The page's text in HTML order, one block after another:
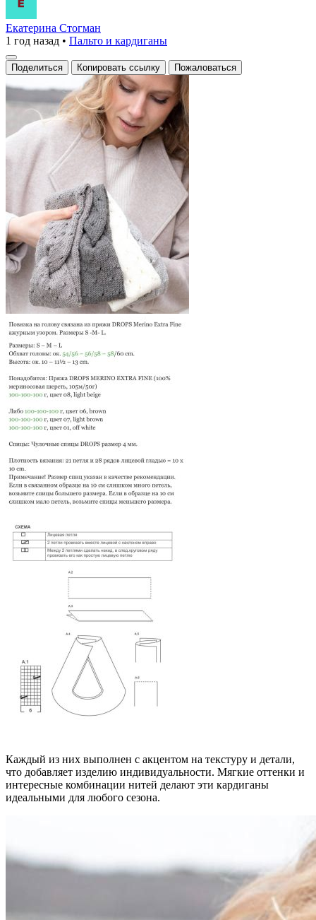
На
этом
вдохновляющем
примере
спицами
представлены
уютные
кардиганы
с
уникальным
переплетением
узоров.
Екатерина Стогман
1 год назад • Пальто и кардиганы
Поделиться Копировать ссылку Пожаловаться
Каждый из них выполнен с акцентом на текстуру и детали,
что добавляет изделию индивидуальности. Мягкие оттенки и
интересные комбинации нитей делают эти кардиганы
идеальными для любого сезона.